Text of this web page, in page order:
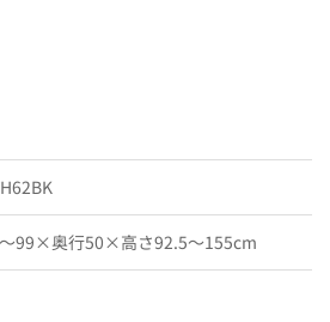
99×奥行50×高さ92.5〜155cm